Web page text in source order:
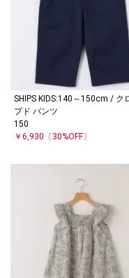
SHIPS KIDS:140～150cm / ク
プド パンツ
150
￥6,930 〔30%OFF〕